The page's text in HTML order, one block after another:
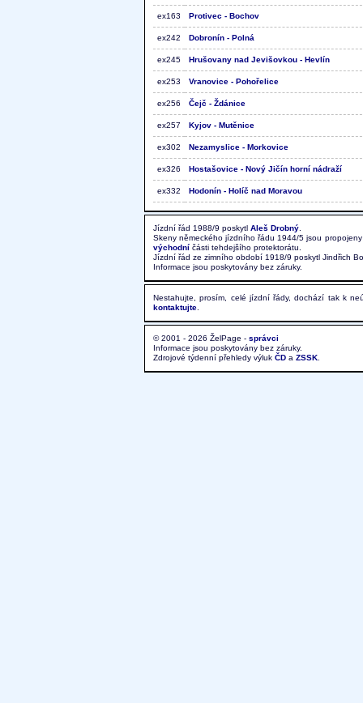
ex163 Protivec - Bochov
ex242 Dobronín - Polná
ex245 Hrušovany nad Jevišovkou - Hevlín
ex253 Vranovice - Pohořelice
ex256 Čejč - Ždánice
ex257 Kyjov - Mutěnice
ex302 Nezamyslice - Morkovice
ex326 Hostašovice - Nový Jičín horní nádraží
ex332 Hodonín - Holíč nad Moravou
Jízdní řád 1988/9 poskytl Aleš Drobný.
Skeny německého jízdního řádu 1944/5 jsou
východní části tehdejšího protektorátu.
Jízdní řád ze zimního období 1918/9 poskytl Jindřich
Informace jsou poskytovány bez záruky.
Nestahujte, prosím, celé jízdní řády, dochází tak k
kontaktujte.
© 2001 - 2026 ŽelPage - správci
Informace jsou poskytovány bez záruky.
Zdrojové týdenní přehledy výluk ČD a ZSSK.